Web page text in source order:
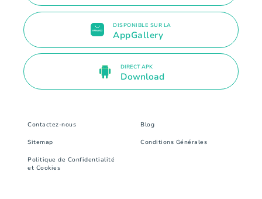
DISPONIBLE SUR LA
AppGallery
DIRECT APK
Download
Contactez-nous Blog
Sitemap Conditions Générales
Politique de Confidentialité
et Cookies